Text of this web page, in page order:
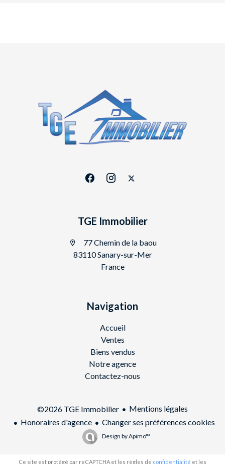
TGE Immobilier
77 Chemin de la baou
83110 Sanary-sur-Mer
France
Navigation
Accueil
Ventes
Biens vendus
Notre agence
Contactez-nous
©2026 TGE Immobilier
Mentions légales
Honoraires d'agence
Changer ses préférences cookies
Design byApimo™
Ce site est protégé par reCAPTCHA et les règles de confidentialité et les